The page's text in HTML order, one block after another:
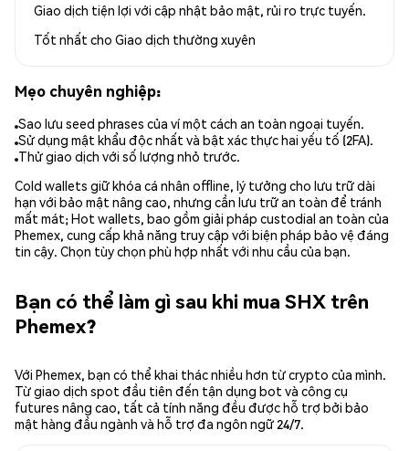
Giao dịch tiện lợi với cập nhật bảo mật, rủi ro trực tuyến.
Tốt nhất cho Giao dịch thường xuyên
Mẹo chuyên nghiệp:
Sao lưu seed phrases của ví một cách an toàn ngoại tuyến.
Sử dụng mật khẩu độc nhất và bật xác thực hai yếu tố (2FA).
Thử giao dịch với số lượng nhỏ trước.
Cold wallets giữ khóa cá nhân offline, lý tưởng cho lưu trữ dài
hạn với bảo mật nâng cao, nhưng cần lưu trữ an toàn để tránh
mất mát; Hot wallets, bao gồm giải pháp custodial an toàn của
Phemex, cung cấp khả năng truy cập với biện pháp bảo vệ đáng
tin cậy. Chọn tùy chọn phù hợp nhất với nhu cầu của bạn.
Bạn có thể làm gì sau khi mua SHX trên
Phemex?
Với Phemex, bạn có thể khai thác nhiều hơn từ crypto của mình.
Từ giao dịch spot đầu tiên đến tận dụng bot và công cụ
futures nâng cao, tất cả tính năng đều được hỗ trợ bởi bảo
mật hàng đầu ngành và hỗ trợ đa ngôn ngữ 24/7.